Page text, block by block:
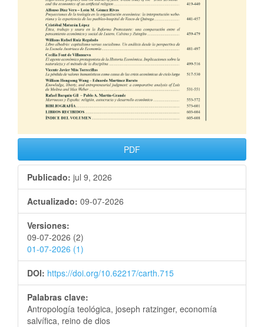
PDF
Publicado: jul 9, 2026
Actualizado: 09-07-2026
Versiones:
09-07-2026 (2)
01-07-2026 (1)
DOI: https://doi.org/10.62217/carth.715
Palabras clave:
Antropología teológica, joseph ratzinger, economía
salvífica, reino de dios